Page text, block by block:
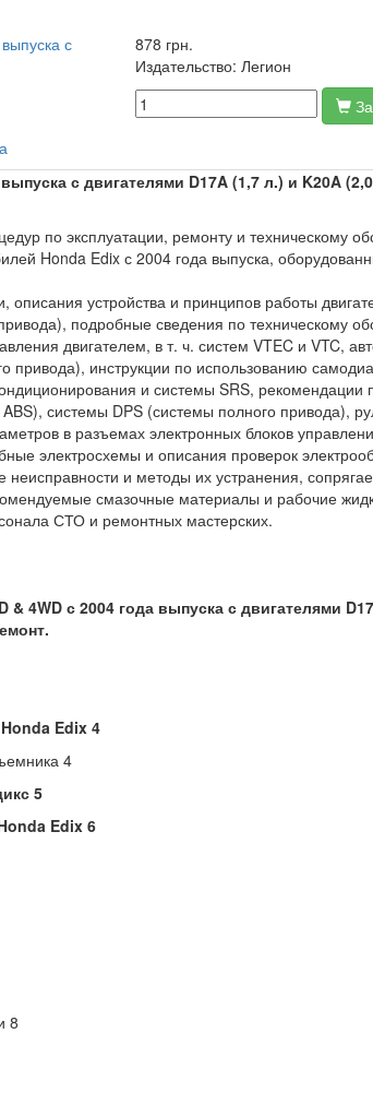
878 грн.
Издательство: Легион
с двигателями D17A (1,7 л.) и K20A
по эксплуатации, ремонту и техническому
Honda Edix с 2004 года выпуска,
описания устройства и принципов работы
подробные сведения по техническому
двигателем, в т. ч. систем VTEC и VTC,
инструкции по использованию
и системы SRS, рекомендации
системы DPS (системы полного привода),
в разъемах электронных блоков
электросхемы и описания проверок
неисправности и методы их устранения,
смазочные материалы и рабочие
СТО и ремонтных мастерских.
4WD с 2004 года выпуска с двигателями
Edix 4
4
5
Edix 6
8